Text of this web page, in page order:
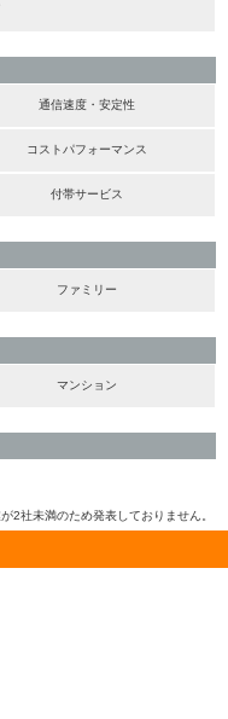
通信速度・安定性
コストパフォーマンス
付帯サービス
ファミリー
マンション
2社未満のため発表しておりません。